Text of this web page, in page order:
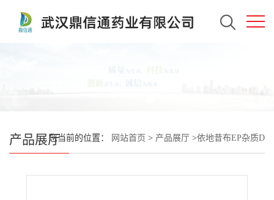
产品展厅您当前的位置： 网站首页 > 产品展厅 >依地昔布EP杂质D